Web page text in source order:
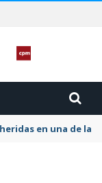
heridas en una de